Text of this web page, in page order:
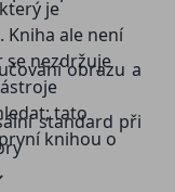
je
Kniha ale není
nezdržuje
tato
knihou o
obrazu a
standard při
kanálů A a B